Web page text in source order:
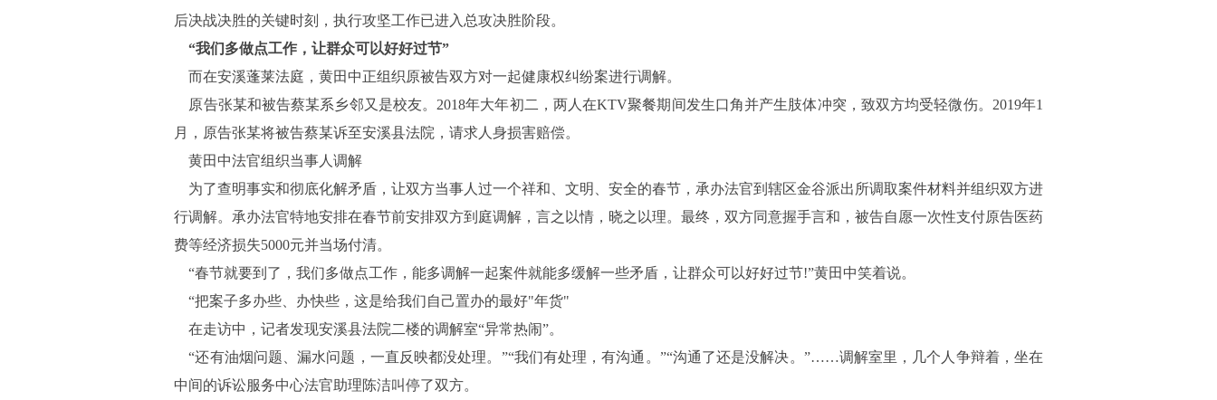
后决战决胜的关键时刻，执行攻坚工作已进入总攻决胜阶段。
“我们多做点工作，让群众可以好好过节”
而在安溪蓬莱法庭，黄田中正组织原被告双方对一起健康权纠纷案进行调解。
原告张某和被告蔡某系乡邻又是校友。2018年大年初二，两人在KTV聚餐期间发生口角并产生肢体冲突，致双方均受轻微伤。2019年1
月，原告张某将被告蔡某诉至安溪县法院，请求人身损害赔偿。
黄田中法官组织当事人调解
为了查明事实和彻底化解矛盾，让双方当事人过一个祥和、文明、安全的春节，承办法官到辖区金谷派出所调取案件材料并组织双方进
行调解。承办法官特地安排在春节前安排双方到庭调解，言之以情，晓之以理。最终，双方同意握手言和，被告自愿一次性支付原告医药
费等经济损失5000元并当场付清。
“春节就要到了，我们多做点工作，能多调解一起案件就能多缓解一些矛盾，让群众可以好好过节!”黄田中笑着说。
“把案子多办些、办快些，这是给我们自己置办的最好"年货"
在走访中，记者发现安溪县法院二楼的调解室“异常热闹”。
“还有油烟问题、漏水问题，一直反映都没处理。”“我们有处理，有沟通。”“沟通了还是没解决。”……调解室里，几个人争辩着，坐在
中间的诉讼服务中心法官助理陈洁叫停了双方。